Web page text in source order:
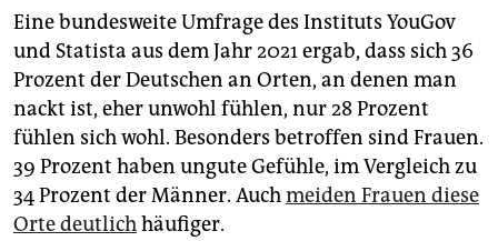
Eine bundesweite Umfrage des Instituts YouGov
und Statista aus dem Jahr 2021 ergab, dass sich 36
Prozent der Deutschen an Orten, an denen man
nackt ist, eher unwohl fühlen, nur 28 Prozent
fühlen sich wohl. Besonders betroffen sind Frauen.
39 Prozent haben ungute Gefühle, im Vergleich zu
34 Prozent der Männer. Auchmeiden Frauen diese
Orte deutlichhäufiger.